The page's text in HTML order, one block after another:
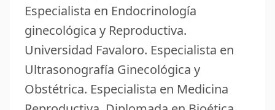
Especialista en Endocrinología
ginecológica y Reproductiva.
Universidad Favaloro. Especialista en
Ultrasonografía Ginecológica y
Obstétrica. Especialista en Medicina